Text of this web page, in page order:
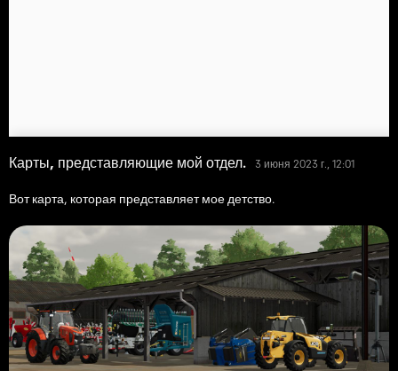
Карты, представляющие мой отдел. 3 июня 2023 г., 12:01
Вот карта, которая представляет мое детство.